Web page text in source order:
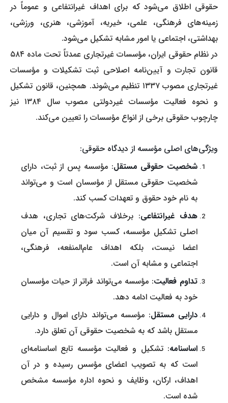
حقوقی اطلاق می‌شود که برای اهداف غیرانتفاعی و عموماً در
زمینه‌های فرهنگی، علمی، خیریه، آموزشی، هنری، ورزشی،
بهداشتی، اجتماعی یا امور مشابه تشکیل می‌شود.
در نظام حقوقی ایران، مؤسسات غیرتجاری عمدتاً تحت ماده ۵۸۴
قانون تجارت و آیین‌نامه اصلاحی ثبت تشکیلات و مؤسسات
غیرتجاری مصوب ۱۳۳۷ تنظیم می‌شوند. همچنین، قانون تشکیل
و نحوه فعالیت مؤسسات غیردولتی مصوب سال ۱۳۸۴ نیز
چارچوب حقوقی برخی از انواع مؤسسات را تعیین می‌کند.
ویژگی‌های اصلی مؤسسه از دیدگاه حقوقی:
شخصیت حقوقی مستقل: مؤسسه پس از ثبت، دارای
شخصیت حقوقی مستقل از مؤسسان است و می‌تواند
به نام خود حقوق و تعهدات کسب کند.
هدف غیرانتفاعی: برخلاف شرکت‌های تجاری، هدف
اصلی تشکیل مؤسسه، کسب سود و تقسیم آن میان
اعضا نیست، بلکه اهداف عام‌المنفعه، فرهنگی،
اجتماعی و مشابه آن است.
تداوم فعالیت: مؤسسه می‌تواند فراتر از حیات مؤسسان
خود به فعالیت ادامه دهد.
دارایی مستقل: مؤسسه می‌تواند دارای اموال و دارایی
مستقل باشد که به شخصیت حقوقی آن تعلق دارد.
اساسنامه: تشکیل و فعالیت مؤسسه تابع اساسنامه‌ای
است که به تصویب اعضای مؤسس رسیده و در آن
اهداف، ارکان، وظایف و نحوه اداره مؤسسه مشخص
شده است.